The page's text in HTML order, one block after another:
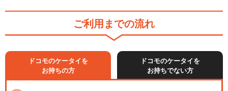
ご利用までの流れ
ドコモのケータイを
お持ちの方
ドコモのケータイを
お持ちでない方